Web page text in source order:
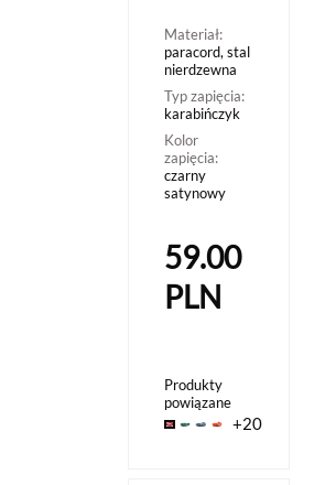
Materiał:
paracord, stal
nierdzewna
Typ zapięcia:
karabińczyk
Kolor
zapięcia:
czarny
satynowy
59.00
PLN
Produkty
powiązane
+20